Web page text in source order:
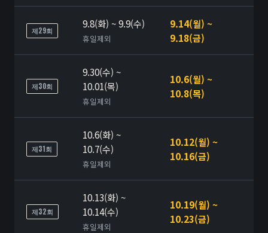
제29회
9.8(화) ~ 9.9(수)
휴일제외
9.14(월) ~
9.18(금)
제30회
9.30(수) ~
10.01(목)
휴일제외
10.6(월) ~
10.8(목)
제31회
10.6(화) ~
10.7(수)
휴일제외
10.12(월) ~
10.16(금)
제32회
10.13(화) ~
10.14(수)
휴일제외
10.19(월) ~
10.23(금)